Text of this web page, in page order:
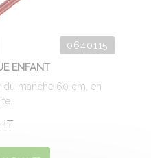
0640115
ENFANT
du manche 60 cm, en
HT